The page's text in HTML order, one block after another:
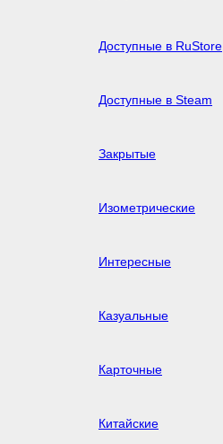
Доступные в RuStore
Доступные в Steam
Закрытые
Изометрические
Интересные
Казуальные
Карточные
Китайские